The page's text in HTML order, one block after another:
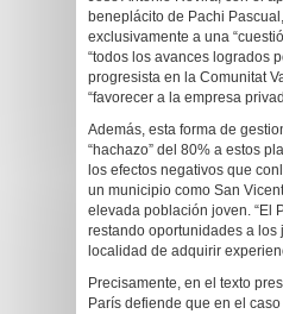
beneplácito de Pachi
exclusivamente a una
“todos los avances logrados
progresista en la Comunitat
“favorecer a la empresa
Además, esta forma de
“hachazo” del 80% a estos
los efectos negativos que
un municipio como San
elevada población joven. “El
restando oportunidades a los
localidad de adquirir
Precisamente, en el texto
París defiende que en el